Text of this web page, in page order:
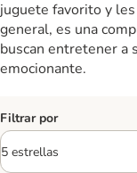
juguete favorito y
general, es una
buscan entretener a
emocionante.
Filtrar por